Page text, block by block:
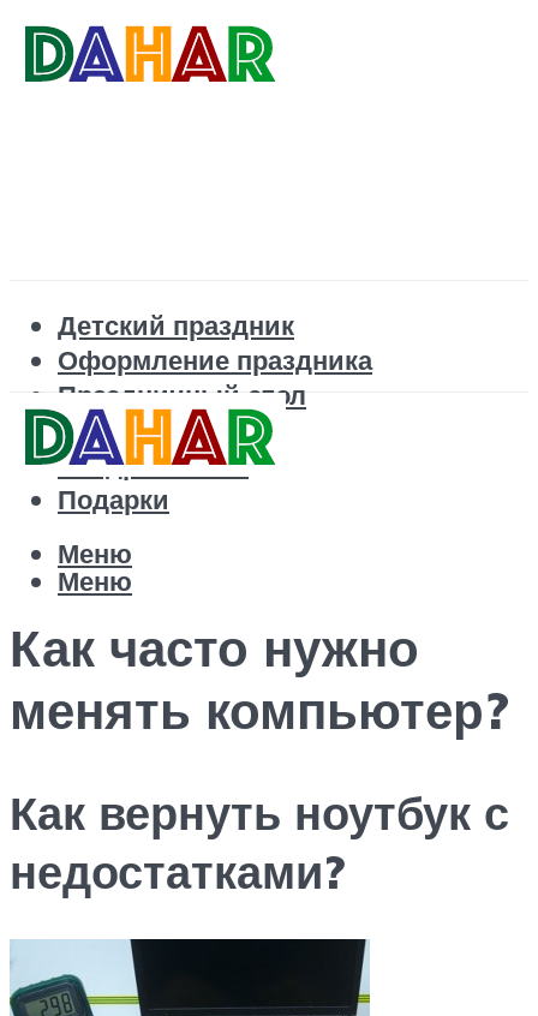
Детский праздник
Оформление праздника
Праздничный стол
Корпоратив
Поздравления
Подарки
Меню
Меню
Как часто нужно
менять компьютер?
Как вернуть ноутбук с
недостатками?